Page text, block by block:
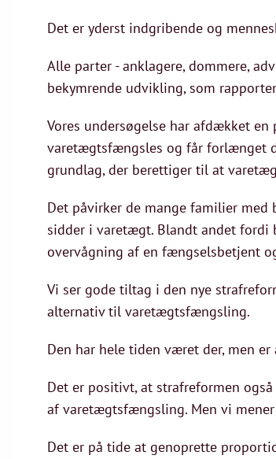
Det er yderst indgribende og
Alle parter - anklagere, dommere,
bekymrende udvikling, som
Vores undersøgelse har afdækket
varetægtsfængsles og får forlænget
grundlag, der berettiger til at
Det påvirker de mange familier
sidder i varetægt. Blandt andet fordi
overvågning af en fængselsbetjent
Vi ser gode tiltag i den nye
alternativ til varetægtsfængsling.
Den har hele tiden været der, men
Det er positivt, at strafreformen
af varetægtsfængsling. Men vi
Det er på tide at genoprette